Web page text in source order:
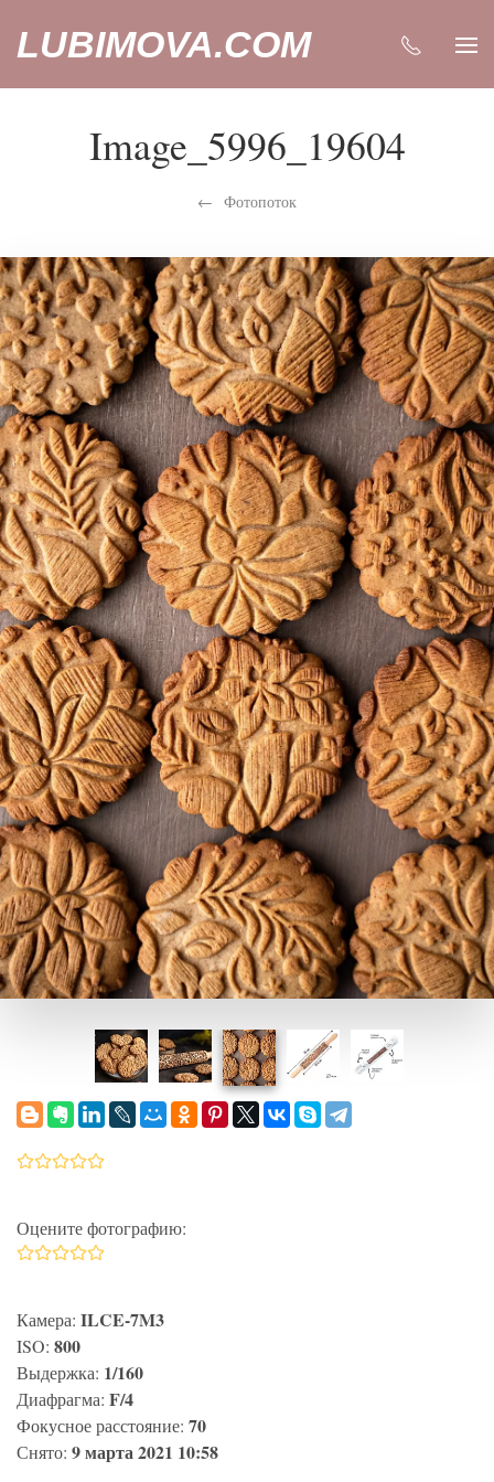
LUBIMOVA.COM
Image_5996_19604
Фотопоток
Оцените фотографию:
Камера: ILCE-7M3
ISO: 800
Выдержка: 1/160
Диафрагма: F/4
Фокусное расстояние: 70
Снято: 9 марта 2021 10:58